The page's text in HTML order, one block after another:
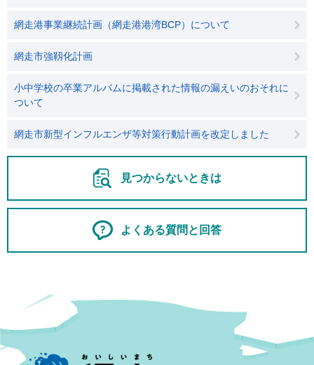
網走港事業継続計画（網走港港湾BCP）について
網走市強靱化計画
小中学校の卒業アルバムに掲載された情報の漏えいのおそれに
ついて
網走市新型インフルエンザ等対策行動計画を改定しました
見つからないときは
よくある質問と回答